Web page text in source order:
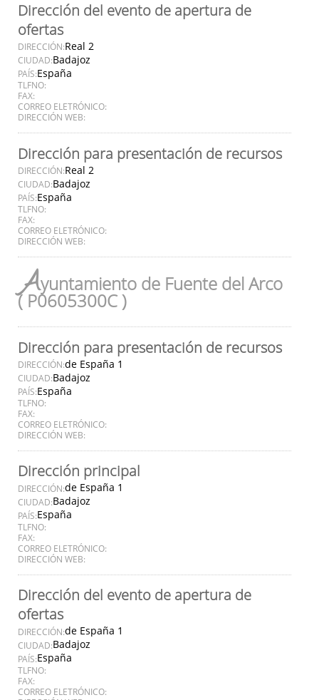
Dirección del evento de apertura de
ofertas
DIRECCIÓN:Real 2
CIUDAD:Badajoz
PAÍS:España
TLFNO:
FAX:
CORREO ELETRÓNICO:
DIRECCIÓN WEB:
Dirección para presentación de recursos
DIRECCIÓN:Real 2
CIUDAD:Badajoz
PAÍS:España
TLFNO:
FAX:
CORREO ELETRÓNICO:
DIRECCIÓN WEB:
Ayuntamiento de Fuente del Arco
( P0605300C )
Dirección para presentación de recursos
DIRECCIÓN:de España 1
CIUDAD:Badajoz
PAÍS:España
TLFNO:
FAX:
CORREO ELETRÓNICO:
DIRECCIÓN WEB:
Dirección principal
DIRECCIÓN:de España 1
CIUDAD:Badajoz
PAÍS:España
TLFNO:
FAX:
CORREO ELETRÓNICO:
DIRECCIÓN WEB:
Dirección del evento de apertura de
ofertas
DIRECCIÓN:de España 1
CIUDAD:Badajoz
PAÍS:España
TLFNO:
FAX:
CORREO ELETRÓNICO: